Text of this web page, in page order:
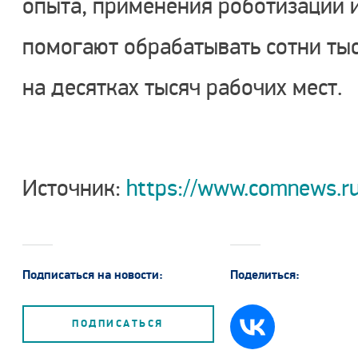
опыта, применения роботизации
помогают обрабатывать сотни
на десятках тысяч рабочих мест.
Источник: https://
Подписаться на новости:
ПОДПИСАТЬСЯ
Поделиться: